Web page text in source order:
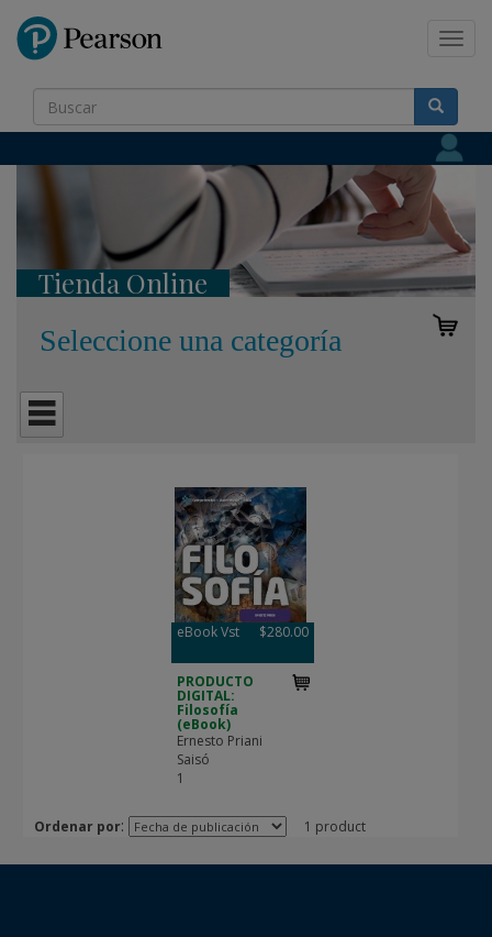
Tienda Online
Seleccione una categoría
eBook Vst $280.00
PRODUCTO
DIGITAL:
Filosofía
(eBook)
Ernesto Priani
Saisó
1
Ordenar por: 1 product